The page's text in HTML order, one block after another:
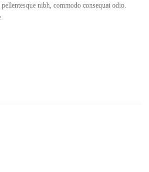
nibh, commodo consequat odio.